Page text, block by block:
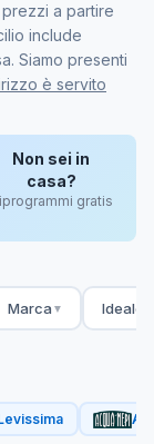
a partire
include
Siamo presenti
è servito
Non sei in
casa?
gratis
Marca ▼ Ideale